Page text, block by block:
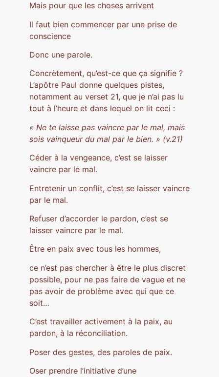
Mais pour que les choses arrivent
Il faut bien commencer par une prise de
conscience
Donc une parole.
Concrètement, qu’est-ce que ça signifie ?
L’apôtre Paul donne quelques pistes,
notamment au verset 21, que je n’ai pas lu
tout à l’heure et dans lequel on lit ceci :
« Ne te laisse pas vaincre par le mal, mais
sois vainqueur du mal par le bien. » (v.21)
Céder à la vengeance, c’est se laisser
vaincre par le mal.
Entretenir un conflit, c’est se laisser vaincre
par le mal.
Refuser d’accorder le pardon, c’est se
laisser vaincre par le mal.
Être en paix avec tous les hommes,
ce n’est pas chercher à être le plus discret
possible, pour ne pas faire de vague et ne
pas avoir de problème avec qui que ce
soit…
C’est travailler activement à la paix, au
pardon, à la réconciliation.
Poser des gestes, des paroles de paix.
Oser prendre l’initiative d’une